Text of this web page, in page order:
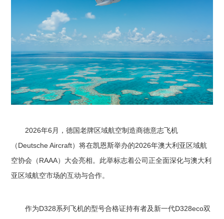
2026年6月，德国老牌区域航空制造商德意志飞机
（Deutsche Aircraft）将在凯恩斯举办的2026年澳大利亚区域航
空协会（RAAA）大会亮相。此举标志着公司正全面深化与澳大利
亚区域航空市场的互动与合作。
作为D328系列飞机的型号合格证持有者及新一代D328eco双